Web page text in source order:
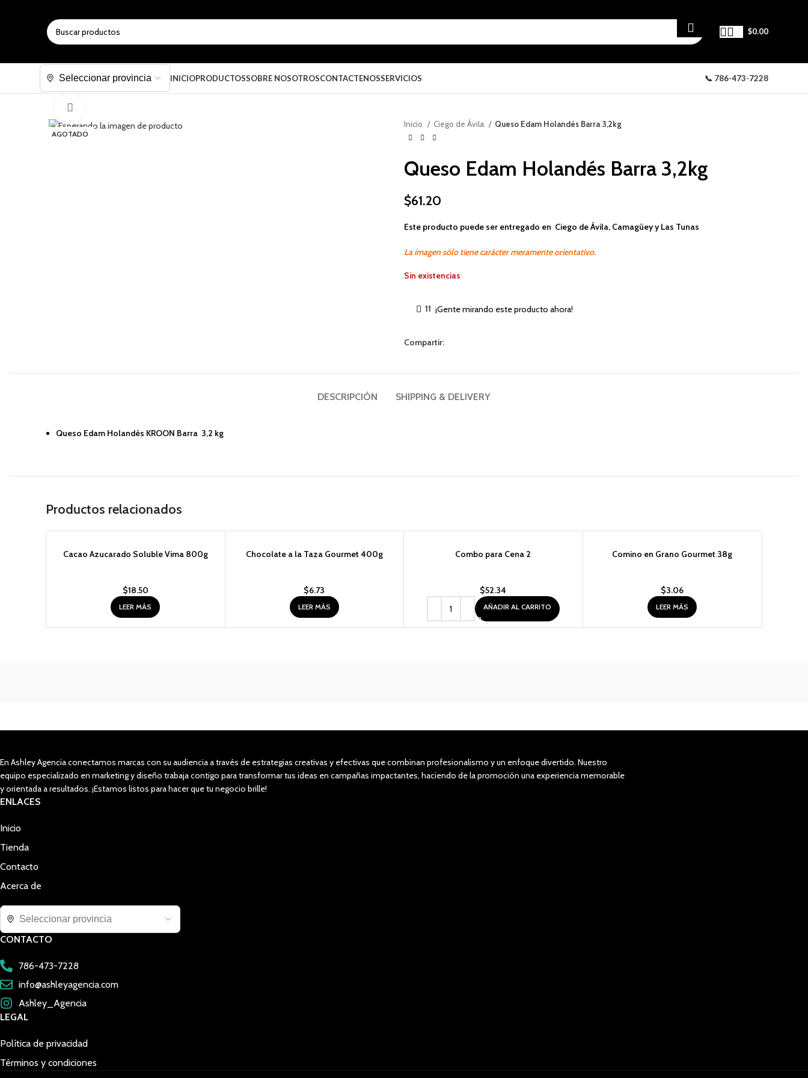
$0.00
INICIOPRODUCTOSSOBRE NOSOTROSCONTACTENOSSERVICIOS 📞 786-473-7228
AGOTADO
Inicio Ciego de Ávila Queso Edam Holandés Barra 3,2kg
Queso Edam Holandés Barra 3,2kg
$61.20
Este producto puede ser entregado en Ciego de Ávila, Camagüey y Las Tunas
La imagen sólo tiene carácter meramente orientativo.
Sin existencias
11 ¡Gente mirando este producto ahora!
Compartir:
DESCRIPCIÓN SHIPPING & DELIVERY
Queso Edam Holandés KROON Barra 3,2 kg
Productos relacionados
AGOTADO
Cacao Azucarado Soluble Vima 800g
$18.50
LEER MÁS
AGOTADO
Chocolate a la Taza Gourmet 400g
$6.73
LEER MÁS
Combo para Cena 2
$52.34
AÑADIR AL CARRITO
AGOTADO
Comino en Grano Gourmet 38g
$3.06
LEER MÁS
En Ashley Agencia conectamos marcas con su audiencia a través de estrategias creativas y efectivas que combinan profesionalismo y un enfoque divertido. Nuestro
equipo especializado en marketing y diseño trabaja contigo para transformar tus ideas en campañas impactantes, haciendo de la promoción una experiencia memorable
y orientada a resultados. ¡Estamos listos para hacer que tu negocio brille!
ENLACES
Inicio
Tienda
Contacto
Acerca de
CONTACTO
786-473-7228
info@ashleyagencia.com
Ashley_Agencia
LEGAL
Política de privacidad
Términos y condiciones